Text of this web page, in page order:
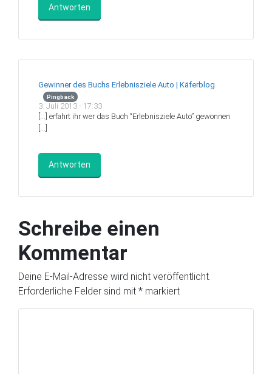
Antworten
Gewinner des Buchs Erlebnisziele Auto | Käferblog
Pingback
3. Juli 2013 - 17:33
[…] erfahrt ihr wer das Buch “Erlebnisziele Auto” gewonnen
[…]
Antworten
Schreibe einen
Kommentar
Deine E-Mail-Adresse wird nicht veröffentlicht.
Erforderliche Felder sind mit * markiert